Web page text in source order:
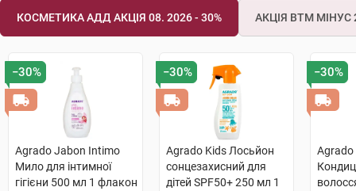
КОСМЕТИКА АДД АКЦІЯ 08. 2026 - 30% АКЦІЯ ВТМ МІНУС
−30%
Agrado Jabon Intimo
Мило для інтимної
гігієни 500 мл 1 флакон
−30%
Agrado Kids Лосьйон
сонцезахисний для
дітей SPF50+ 250 мл 1
−30%
Agrado